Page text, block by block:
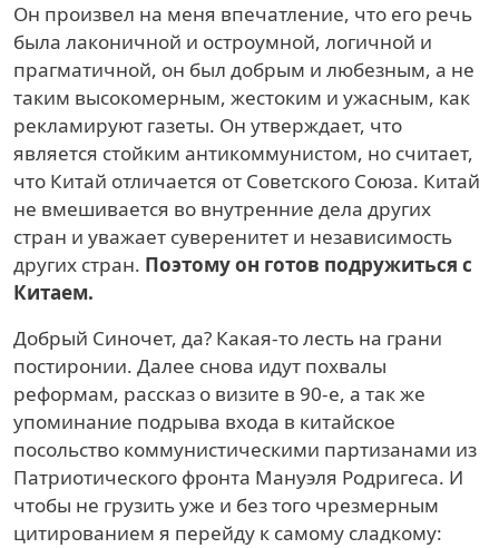
Он произвел на меня впечатление, что его речь
была лаконичной и остроумной, логичной и
прагматичной, он был добрым и любезным, а не
таким высокомерным, жестоким и ужасным, как
рекламируют газеты. Он утверждает, что
является стойким антикоммунистом, но считает,
что Китай отличается от Советского Союза. Китай
не вмешивается во внутренние дела других
стран и уважает суверенитет и независимость
других стран. Поэтому он готов подружиться с
Китаем.
Добрый Синочет, да? Какая-то лесть на грани
постиронии. Далее снова идут похвалы
реформам, рассказ о визите в 90-е, а так же
упоминание подрыва входа в китайское
посольство коммунистическими партизанами из
Патриотического фронта Мануэля Родригеса. И
чтобы не грузить уже и без того чрезмерным
цитированием я перейду к самому сладкому: